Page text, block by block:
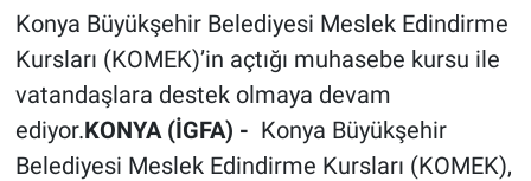
Konya Büyükşehir Belediyesi Meslek Edindirme
Kursları (KOMEK)’in açtığı muhasebe kursu ile
vatandaşlara destek olmaya devam
ediyor.KONYA (İGFA) - Konya Büyükşehir
Belediyesi Meslek Edindirme Kursları (KOMEK),